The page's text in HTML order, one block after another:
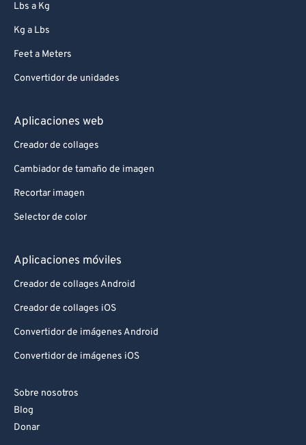
Lbs a Kg
Kg a Lbs
Feet a Meters
Convertidor de unidades
Aplicaciones web
Creador de collages
Cambiador de tamaño de imagen
Recortar imagen
Selector de color
Aplicaciones móviles
Creador de collages Android
Creador de collages iOS
Convertidor de imágenes Android
Convertidor de imágenes iOS
Sobre nosotros
Blog
Donar